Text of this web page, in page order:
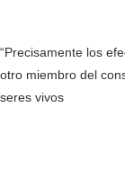
“Precisamente los
otro miembro del
seres vivos